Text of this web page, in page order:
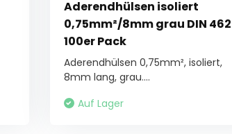
Aderendhülsen isoliert
0,75mm²/8mm grau DIN
100er Pack
Aderendhülsen 0,75mm², isoliert,
8mm lang, grau....
Auf Lager